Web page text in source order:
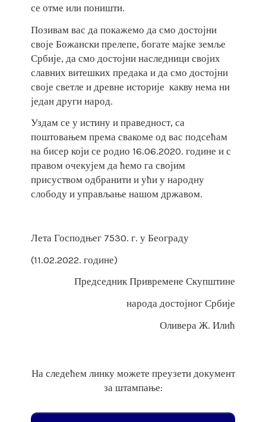
се отме или поништи.
Позивам вас да покажемо да смо достојни
своје Божански прелепе, богате мајке земље
Србије, да смо достојни наследници својих
славних витешких предака и да смо достојни
своје светле и древне историје какву нема ни
један други народ.
Уздам се у истину и праведност, са
поштовањем према свакоме од вас подсећам
на бисер који се родио 16.06.2020. године и с
правом очекујем да ћемо га својим
присуством одбранити и ући у народну
слободу и управљање нашом државом.
Лета Господњег 7530. г. у Београду
(11.02.2022. године)
Председник Привремене Скупштине
народа достојног Србије
Оливера Ж. Илић
На следећем линку можете преузети документ
за штампање: